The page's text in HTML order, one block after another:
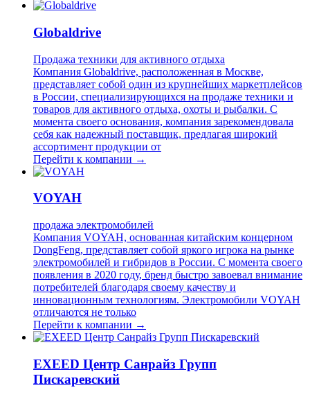
Globaldrive
Продажа техники для активного отдыха
Компания Globaldrive, расположенная в Москве,
представляет собой один из крупнейших маркетплейсов
в России, специализирующихся на продаже техники и
товаров для активного отдыха, охоты и рыбалки. С
момента своего основания, компания зарекомендовала
себя как надежный поставщик, предлагая широкий
ассортимент продукции от
Перейти к компании →
VOYAH
продажа электромобилей
Компания VOYAH, основанная китайским концерном
DongFeng, представляет собой яркого игрока на рынке
электромобилей и гибридов в России. С момента своего
появления в 2020 году, бренд быстро завоевал внимание
потребителей благодаря своему качеству и
инновационным технологиям. Электромобили VOYAH
отличаются не только
Перейти к компании →
EXEED Центр Санрайз Групп
Пискаревский